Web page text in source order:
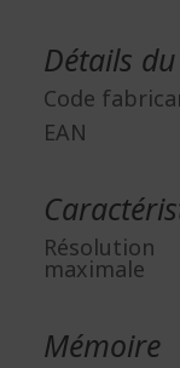
Détails
Code
EAN
Résolution
maximale
Mémoire